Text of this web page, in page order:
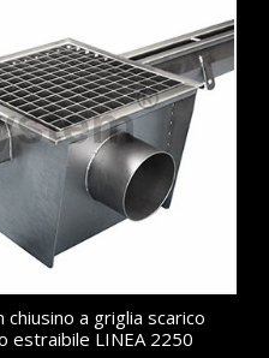
a griglia scarico
estraibile LINEA 2250